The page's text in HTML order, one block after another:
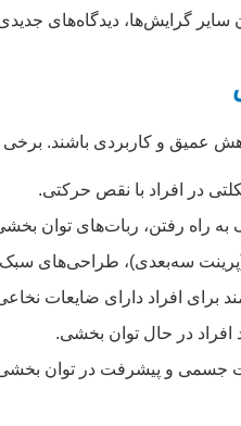
گرایش‌ها، دیدگاه‌های
عمیق و کاربردی باشند.
در افراد با نقص حرکتی.
سه‌بعدی)، طراحی‌های سبک
افراد در حال توان بخشی.
جسمی و پیشرفت در توان